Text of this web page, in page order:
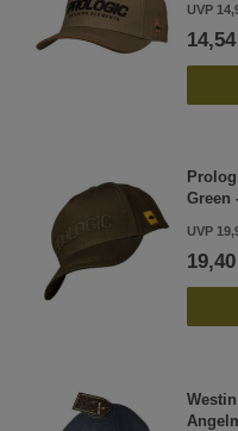
UVP
Green
UVP